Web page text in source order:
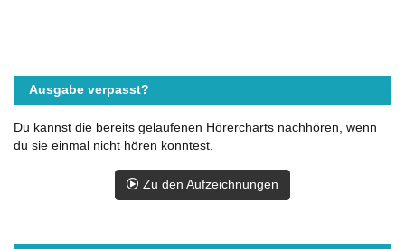
Ausgabe verpasst?
Du kannst die bereits gelaufenen Hörercharts nachhören, wenn
du sie einmal nicht hören konntest.
Zu den Aufzeichnungen